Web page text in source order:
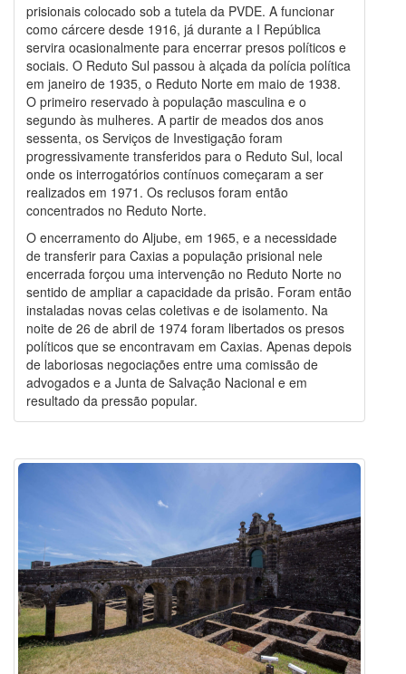
prisionais colocado sob a tutela da PVDE. A funcionar
como cárcere desde 1916, já durante a I República
servira ocasionalmente para encerrar presos políticos e
sociais. O Reduto Sul passou à alçada da polícia política
em janeiro de 1935, o Reduto Norte em maio de 1938.
O primeiro reservado à população masculina e o
segundo às mulheres. A partir de meados dos anos
sessenta, os Serviços de Investigação foram
progressivamente transferidos para o Reduto Sul, local
onde os interrogatórios contínuos começaram a ser
realizados em 1971. Os reclusos foram então
concentrados no Reduto Norte.
O encerramento do Aljube, em 1965, e a necessidade
de transferir para Caxias a população prisional nele
encerrada forçou uma intervenção no Reduto Norte no
sentido de ampliar a capacidade da prisão. Foram então
instaladas novas celas coletivas e de isolamento. Na
noite de 26 de abril de 1974 foram libertados os presos
políticos que se encontravam em Caxias. Apenas depois
de laboriosas negociações entre uma comissão de
advogados e a Junta de Salvação Nacional e em
resultado da pressão popular.